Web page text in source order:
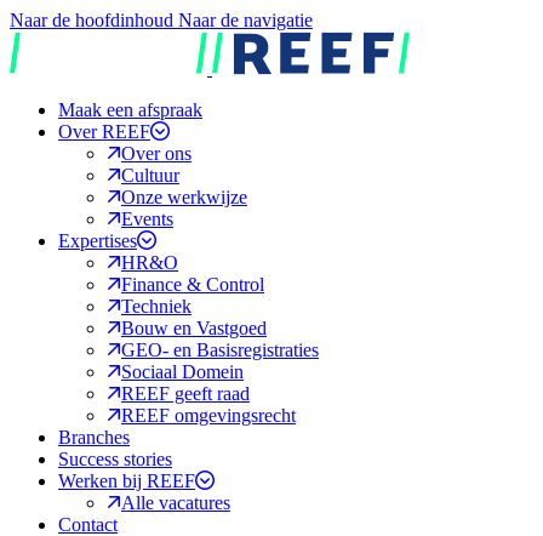
Naar de hoofdinhoud Naar de navigatie
REEF
Maak een afspraak
Over REEF
Over ons
Cultuur
Onze werkwijze
Events
Expertises
HR&O
Finance & Control
Techniek
Bouw en Vastgoed
GEO- en Basisregistraties
Sociaal Domein
REEF geeft raad
REEF omgevingsrecht
Branches
Success stories
Werken bij REEF
Alle vacatures
Contact